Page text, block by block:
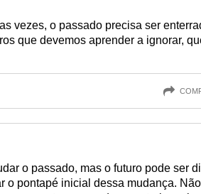
vezes, o passado precisa ser
que devemos aprender a ignorar,
o passado, mas o futuro pode ser
o pontapé inicial dessa mudança.